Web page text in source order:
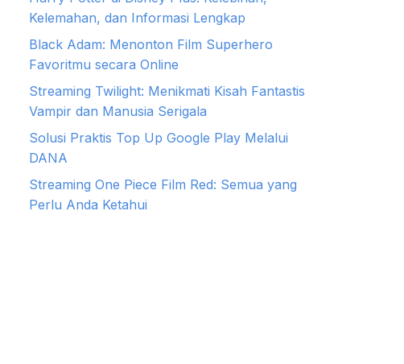
Kelemahan, dan Informasi Lengkap
Black Adam: Menonton Film Superhero
Favoritmu secara Online
Streaming Twilight: Menikmati Kisah Fantastis
Vampir dan Manusia Serigala
Solusi Praktis Top Up Google Play Melalui
DANA
Streaming One Piece Film Red: Semua yang
Perlu Anda Ketahui